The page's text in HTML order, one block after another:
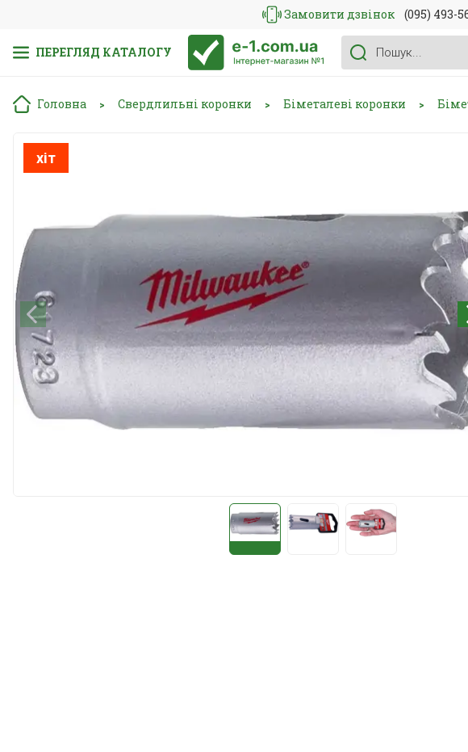
Замовити дзвінок (095) 493-
ПЕРЕГЛЯД КАТАЛОГУ
Головна > Свердлильні коронки > Біметалеві коронки >
хіт
хіт
хіт